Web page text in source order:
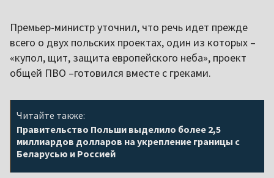
Премьер-министр уточнил, что речь идет прежде
всего о двух польских проектах, один из которых –
«купол, щит, защита европейского неба», проект
общей ПВО –готовился вместе с греками.
Читайте также:
Правительство Польши выделило более 2,5
миллиардов долларов на укрепление границы с
Беларусью и Россией